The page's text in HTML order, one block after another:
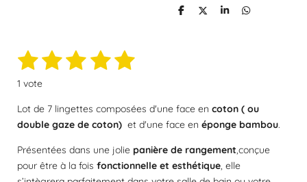
P
P
P
P
É
a
l
u
t
i
1
é
t
o
i
l
2
é
t
o
i
l
3
t
o
i
l
4
t
o
i
l
5
t
o
i
l
E
y
e
r
'
é
v
1 vote
Lot de 7 lingettes composées d'une face en coton ( ou
double gaze de coton) et d'une face en éponge bambou.
Présentées dans une jolie panière de rangement,conçue
pour être à la fois fonctionnelle et esthétique, elle